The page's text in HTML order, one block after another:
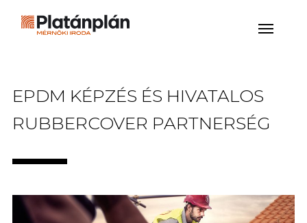
EPDM KÉPZÉS ÉS HIVATALOS
RUBBERCOVER PARTNERSÉG